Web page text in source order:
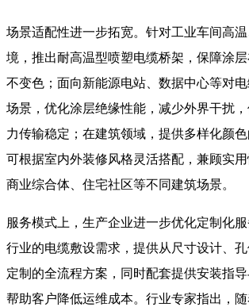
场景适配性进一步拓宽。针对工业车间高
境，推出耐高温型喷塑电缆桥架，保障涂层
不变色；面向新能源电站、数据中心等对
场景，优化涂层绝缘性能，减少外界干扰
力传输稳定；在建筑领域，提供多样化颜色
可根据室内外装修风格灵活搭配，兼顾实
商业综合体、住宅社区等不同建筑场景。
服务模式上，生产企业进一步优化定制化
行业的电缆敷设需求，提供从尺寸设计、
定制的全流程方案，同时配套提供安装指导
帮助客户降低运维成本。行业专家指出，